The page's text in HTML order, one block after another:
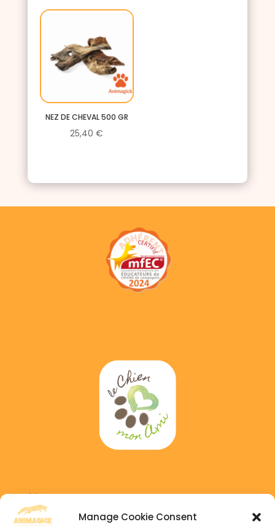
Manage Cookie Consent
NEZ DE CHEVAL 500 GR
25,40€
Adress :
6 GAICHEL, 8469 Habscht, Luxembourg